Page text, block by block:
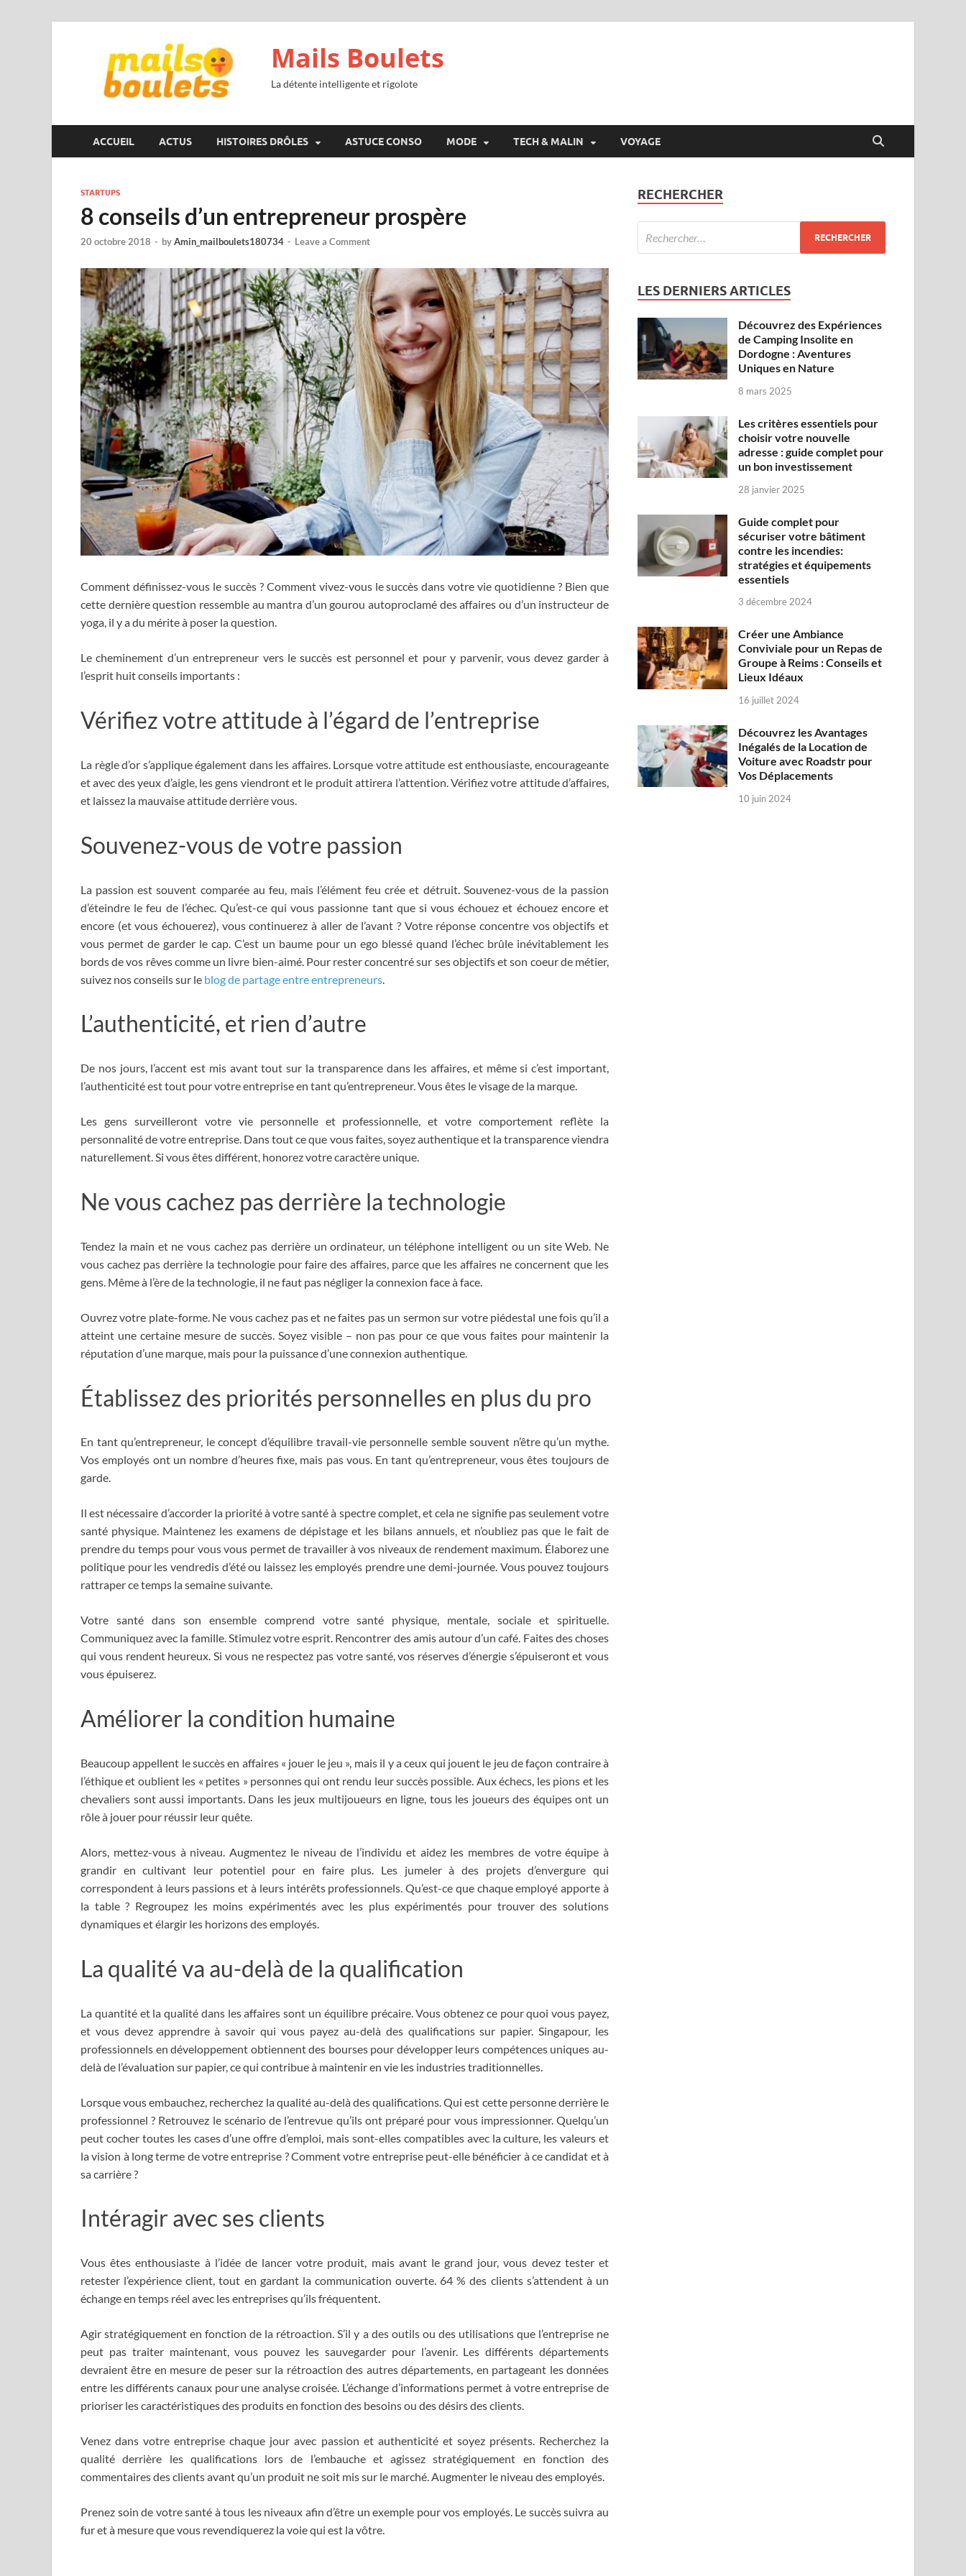
Mails Boulets
La détente intelligente et rigolote
ACCUEIL ACTUS HISTOIRES DRÔLES ASTUCE CONSO MODE TECH & MALIN VOYAGE
STARTUPS
8 conseils d’un entrepreneur prospère
20 octobre 2018 - byAmin_mailboulets180734 - Leave a Comment
Comment définissez-vous le succès ? Comment vivez-vous le succès dans votre vie quotidienne ? Bien que
cette dernière question ressemble au mantra d’un gourou autoproclamé des affaires ou d’un instructeur de
yoga, il y a du mérite à poser la question.
Le cheminement d’un entrepreneur vers le succès est personnel et pour y parvenir, vous devez garder à
l’esprit huit conseils importants :
Vérifiez votre attitude à l’égard de l’entreprise
La règle d’or s’applique également dans les affaires. Lorsque votre attitude est enthousiaste, encourageante
et avec des yeux d’aigle, les gens viendront et le produit attirera l’attention. Vérifiez votre attitude d’affaires,
et laissez la mauvaise attitude derrière vous.
Souvenez-vous de votre passion
La passion est souvent comparée au feu, mais l’élément feu crée et détruit. Souvenez-vous de la passion
d’éteindre le feu de l’échec. Qu’est-ce qui vous passionne tant que si vous échouez et échouez encore et
encore (et vous échouerez), vous continuerez à aller de l’avant ? Votre réponse concentre vos objectifs et
vous permet de garder le cap. C’est un baume pour un ego blessé quand l’échec brûle inévitablement les
bords de vos rêves comme un livre bien-aimé. Pour rester concentré sur ses objectifs et son coeur de métier,
suivez nos conseils sur le blog de partage entre entrepreneurs
L’authenticité, et rien d’autre
De nos jours, l’accent est mis avant tout sur la transparence dans les affaires, et même si c’est important,
l’authenticité est tout pour votre entreprise en tant qu’entrepreneur. Vous êtes le visage de la marque.
Les gens surveilleront votre vie personnelle et professionnelle, et votre comportement reflète la
personnalité de votre entreprise. Dans tout ce que vous faites, soyez authentique et la transparence viendra
naturellement. Si vous êtes différent, honorez votre caractère unique.
Ne vous cachez pas derrière la technologie
Tendez la main et ne vous cachez pas derrière un ordinateur, un téléphone intelligent ou un site Web. Ne
vous cachez pas derrière la technologie pour faire des affaires, parce que les affaires ne concernent que les
gens. Même à l’ère de la technologie, il ne faut pas négliger la connexion face à face.
Ouvrez votre plate-forme. Ne vous cachez pas et ne faites pas un sermon sur votre piédestal une fois qu’il a
atteint une certaine mesure de succès. Soyez visible – non pas pour ce que vous faites pour maintenir la
réputation d’une marque, mais pour la puissance d’une connexion authentique.
Établissez des priorités personnelles en plus du pro
En tant qu’entrepreneur, le concept d’équilibre travail-vie personnelle semble souvent n’être qu’un mythe.
Vos employés ont un nombre d’heures fixe, mais pas vous. En tant qu’entrepreneur, vous êtes toujours de
garde.
Il est nécessaire d’accorder la priorité à votre santé à spectre complet, et cela ne signifie pas seulement votre
santé physique. Maintenez les examens de dépistage et les bilans annuels, et n’oubliez pas que le fait de
prendre du temps pour vous vous permet de travailler à vos niveaux de rendement maximum. Élaborez une
politique pour les vendredis d’été ou laissez les employés prendre une demi-journée. Vous pouvez toujours
rattraper ce temps la semaine suivante.
Votre santé dans son ensemble comprend votre santé physique, mentale, sociale et spirituelle.
Communiquez avec la famille. Stimulez votre esprit. Rencontrer des amis autour d’un café. Faites des choses
qui vous rendent heureux. Si vous ne respectez pas votre santé, vos réserves d’énergie s’épuiseront et vous
vous épuiserez.
Améliorer la condition humaine
Beaucoup appellent le succès en affaires « jouer le jeu », mais il y a ceux qui jouent le jeu de façon contraire à
l’éthique et oublient les « petites » personnes qui ont rendu leur succès possible. Aux échecs, les pions et les
chevaliers sont aussi importants. Dans les jeux multijoueurs en ligne, tous les joueurs des équipes ont un
rôle à jouer pour réussir leur quête.
Alors, mettez-vous à niveau. Augmentez le niveau de l’individu et aidez les membres de votre équipe à
grandir en cultivant leur potentiel pour en faire plus. Les jumeler à des projets d’envergure qui
correspondent à leurs passions et à leurs intérêts professionnels. Qu’est-ce que chaque employé apporte à
la table ? Regroupez les moins expérimentés avec les plus expérimentés pour trouver des solutions
dynamiques et élargir les horizons des employés.
La qualité va au-delà de la qualification
La quantité et la qualité dans les affaires sont un équilibre précaire. Vous obtenez ce pour quoi vous payez,
et vous devez apprendre à savoir qui vous payez au-delà des qualifications sur papier. Singapour, les
professionnels en développement obtiennent des bourses pour développer leurs compétences uniques au-
delà de l’évaluation sur papier, ce qui contribue à maintenir en vie les industries traditionnelles.
Lorsque vous embauchez, recherchez la qualité au-delà des qualifications. Qui est cette personne derrière le
professionnel ? Retrouvez le scénario de l’entrevue qu’ils ont préparé pour vous impressionner. Quelqu’un
peut cocher toutes les cases d’une offre d’emploi, mais sont-elles compatibles avec la culture, les valeurs et
la vision à long terme de votre entreprise ? Comment votre entreprise peut-elle bénéficier à ce candidat et à
sa carrière ?
Intéragir avec ses clients
Vous êtes enthousiaste à l’idée de lancer votre produit, mais avant le grand jour, vous devez tester et
retester l’expérience client, tout en gardant la communication ouverte. 64 % des clients s’attendent à un
échange en temps réel avec les entreprises qu’ils fréquentent.
Agir stratégiquement en fonction de la rétroaction. S’il y a des outils ou des utilisations que l’entreprise ne
peut pas traiter maintenant, vous pouvez les sauvegarder pour l’avenir. Les différents départements
devraient être en mesure de peser sur la rétroaction des autres départements, en partageant les données
entre les différents canaux pour une analyse croisée. L’échange d’informations permet à votre entreprise de
prioriser les caractéristiques des produits en fonction des besoins ou des désirs des clients.
Venez dans votre entreprise chaque jour avec passion et authenticité et soyez présents. Recherchez la
qualité derrière les qualifications lors de l’embauche et agissez stratégiquement en fonction des
commentaires des clients avant qu’un produit ne soit mis sur le marché. Augmenter le niveau des employés.
Prenez soin de votre santé à tous les niveaux afin d’être un exemple pour vos employés. Le succès suivra au
fur et à mesure que vous revendiquerez la voie qui est la vôtre.
RECHERCHER
LES DERNIERS ARTICLES
Découvrez des Expériences
de Camping Insolite en
Dordogne : Aventures
Uniques en Nature
8 mars 2025
Les critères essentiels pour
choisir votre nouvelle
adresse : guide complet pour
un bon investissement
28 janvier 2025
Guide complet pour
sécuriser votre bâtiment
contre les incendies:
stratégies et équipements
essentiels
3 décembre 2024
Créer une Ambiance
Conviviale pour un Repas de
Groupe à Reims : Conseils et
Lieux Idéaux
16 juillet 2024
Découvrez les Avantages
Inégalés de la Location de
Voiture avec Roadstr pour
Vos Déplacements
10 juin 2024